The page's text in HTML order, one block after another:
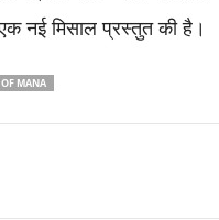
नई मिसाल प्रस्तुत की है।
MANA